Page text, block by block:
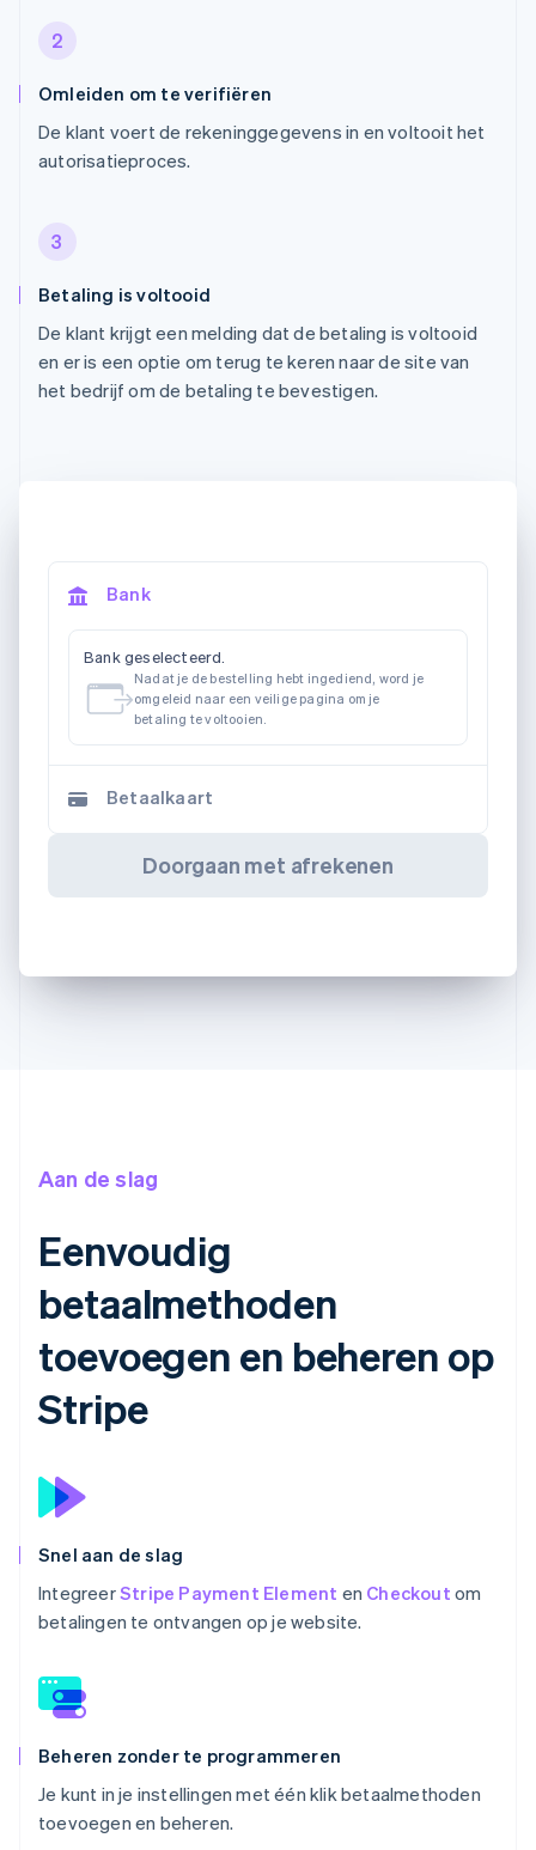
2
Omleiden om te verifiëren
De klant voert de rekeninggegevens in en voltooit het
autorisatieproces.
3
Betaling is voltooid
De klant krijgt een melding dat de betaling is voltooid
en er is een optie om terug te keren naar de site van
het bedrijf om de betaling te bevestigen.
Bank
Bank geselecteerd.
Nadat je de bestelling hebt ingediend, word je
omgeleid naar een veilige pagina om je
betaling te voltooien.
Betaalkaart
Doorgaan met afrekenen
Aan de slag
Eenvoudig
betaalmethoden
toevoegen en beheren op
Stripe
Snel aan de slag
IntegreerStripe Payment Element en Checkout om
betalingen te ontvangen op je website.
Beheren zonder te programmeren
Je kunt in je instellingen met één klik betaalmethoden
toevoegen en beheren.